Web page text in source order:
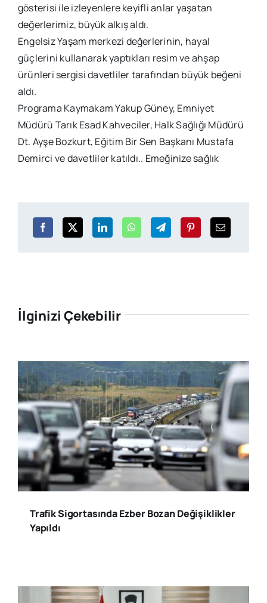
gösterisi ile izleyenlere keyifli anlar yaşatan
değerlerimiz, büyük alkış aldı.
Engelsiz Yaşam merkezi değerlerinin, hayal
güçlerini kullanarak yaptıkları resim ve ahşap
ürünleri sergisi davetliler tarafından büyük beğeni
aldı.
Programa Kaymakam Yakup Güney, Emniyet
Müdürü Tarık Esad Kahveciler, Halk Sağlığı Müdürü
Dt. Ayşe Bozkurt, Eğitim Bir Sen Başkanı Mustafa
Demirci ve davetliler katıldı.. Emeğinize sağlık
İlginizi Çekebilir
Trafik Sigortasında Ezber Bozan Değişiklikler
Yapıldı